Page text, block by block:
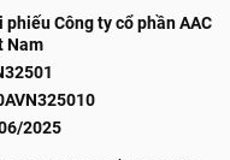
phiếu Công ty cổ phần AAC
Nam
2025